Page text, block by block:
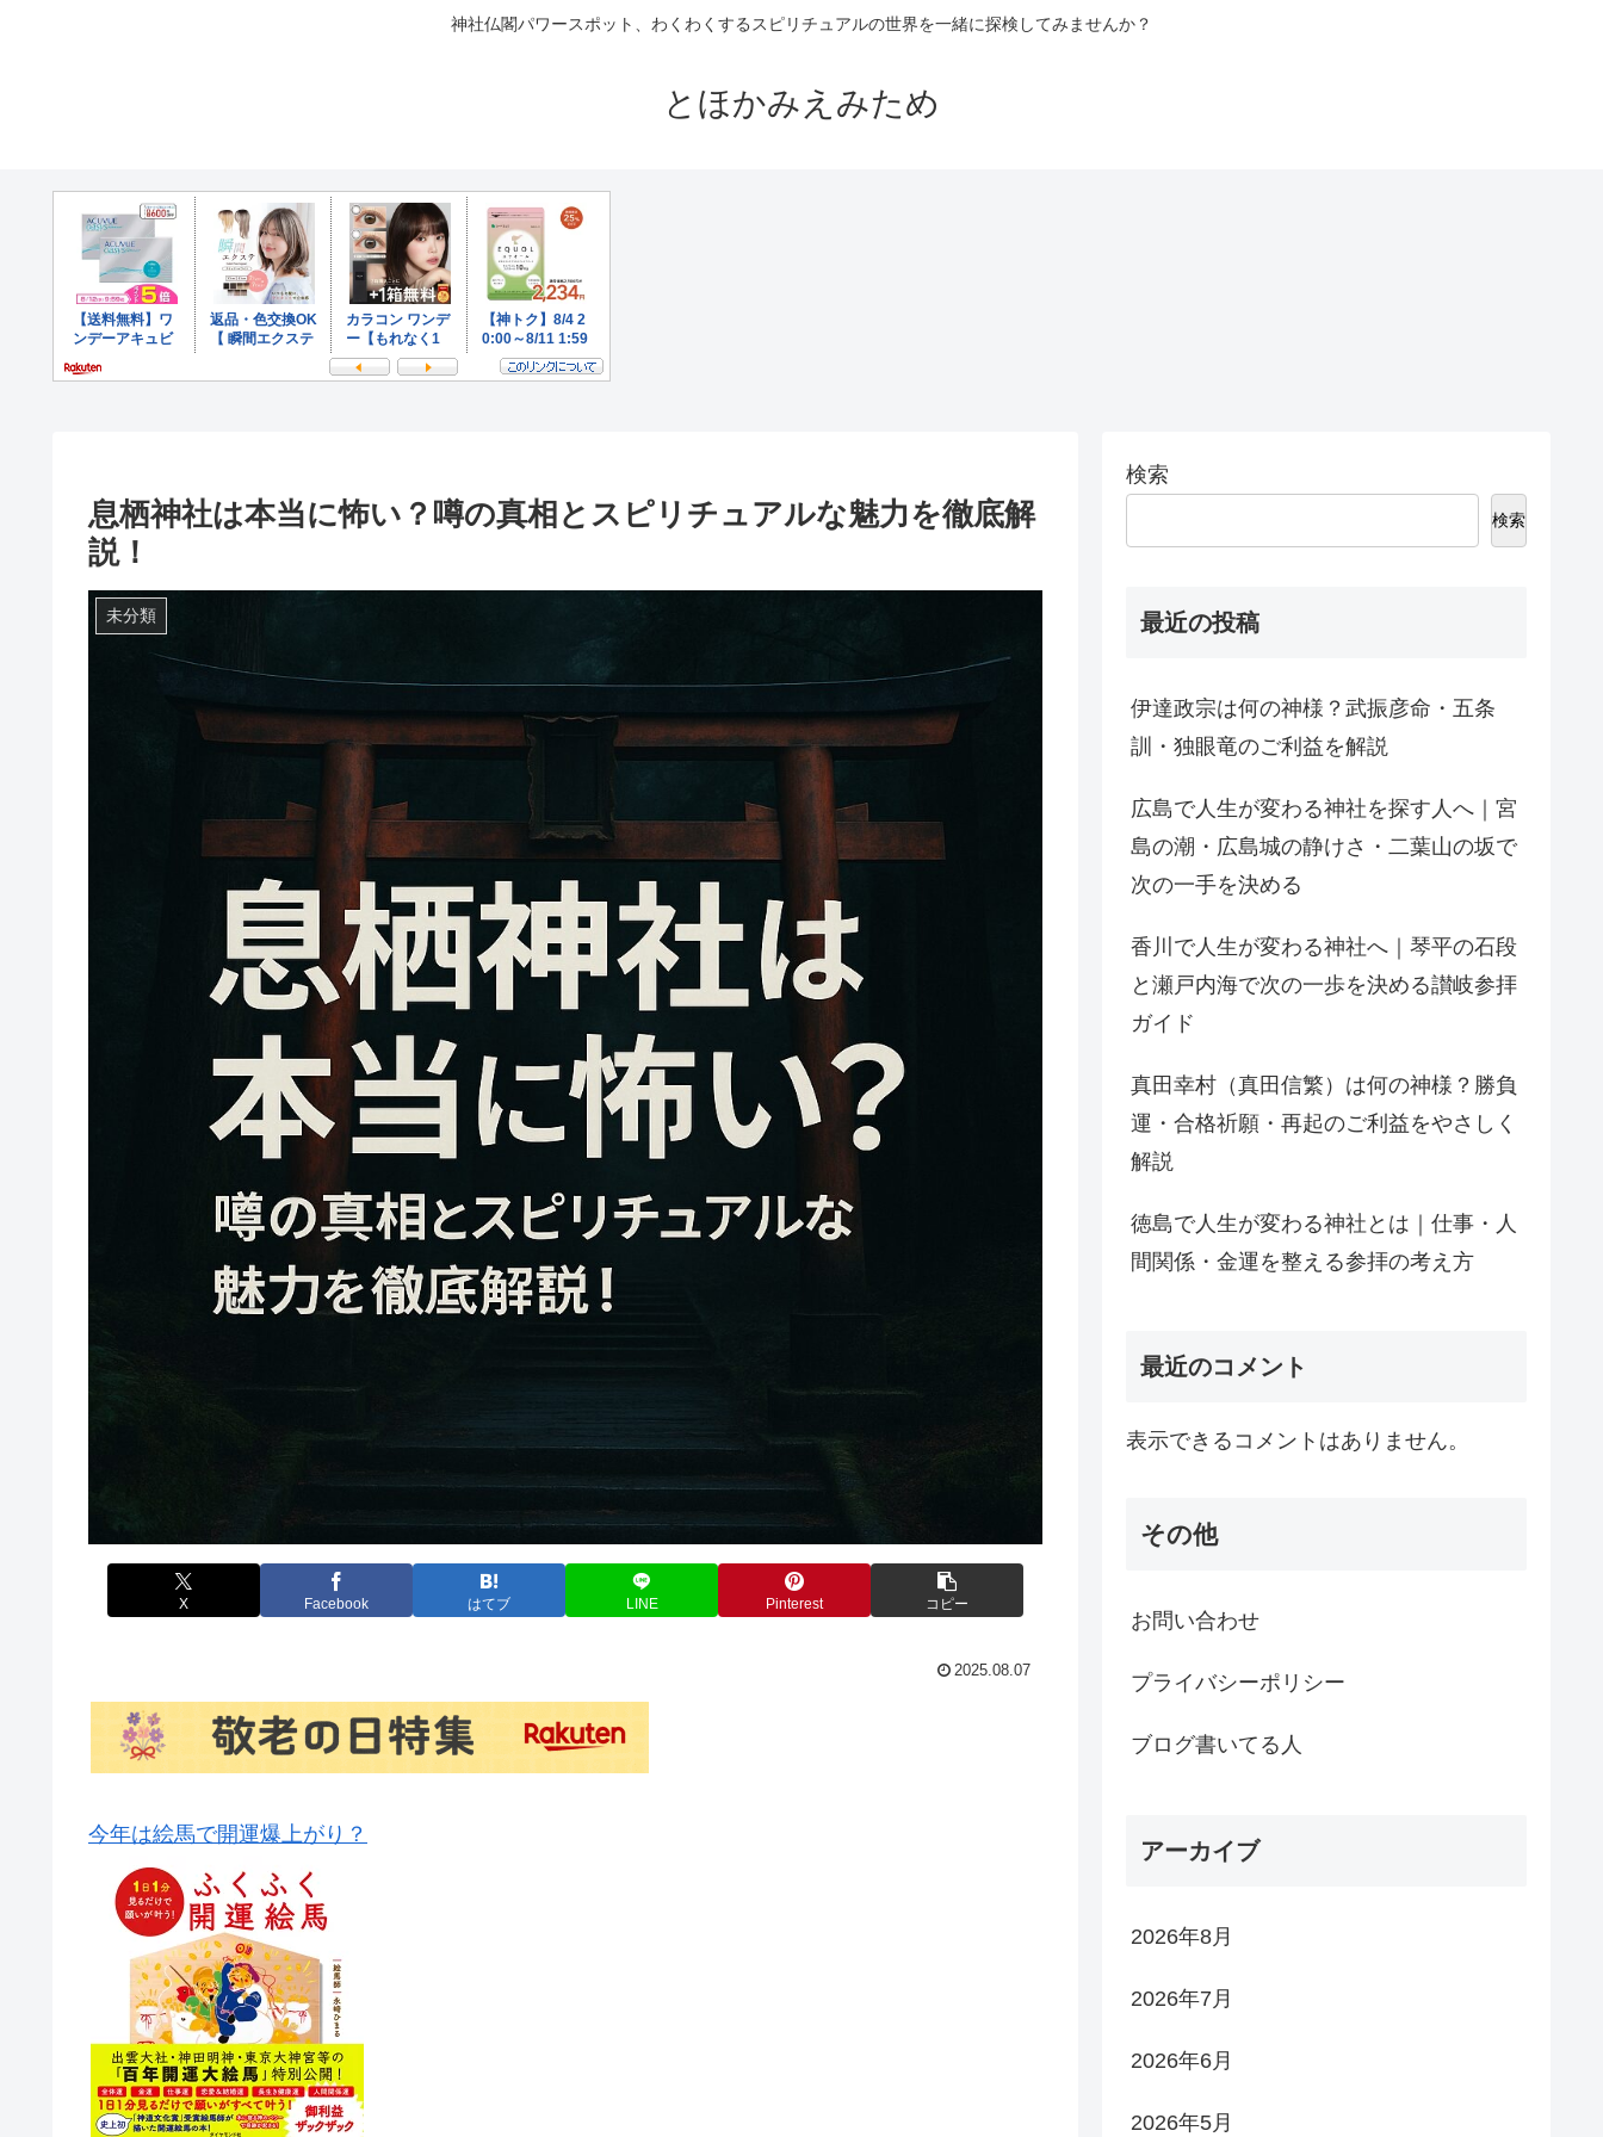
神社仏閣パワースポット、わくわくするスピリチュアルの世界を一緒に探検してみませんか？
とほかみえみため
息栖神社は本当に怖い？噂の真相とスピリチュアルな魅力を徹底解
説！
未分類
X Facebook はてブ LINE Pinterest コピー
2025.08.07
今年は絵馬で開運爆上がり？
検索
検索
最近の投稿
伊達政宗は何の神様？武振彦命・五条
訓・独眼竜のご利益を解説
広島で人生が変わる神社を探す人へ｜宮
島の潮・広島城の静けさ・二葉山の坂で
次の一手を決める
香川で人生が変わる神社へ｜琴平の石段
と瀬戸内海で次の一歩を決める讃岐参拝
ガイド
真田幸村（真田信繁）は何の神様？勝負
運・合格祈願・再起のご利益をやさしく
解説
徳島で人生が変わる神社とは｜仕事・人
間関係・金運を整える参拝の考え方
最近のコメント
表示できるコメントはありません。
その他
お問い合わせ
プライバシーポリシー
ブログ書いてる人
アーカイブ
2026年8月
2026年7月
2026年6月
2026年5月